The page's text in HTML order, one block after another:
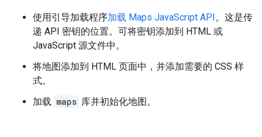
使用引导加载程序加载 Maps JavaScript API。这是传
递 API 密钥的位置。可将密钥添加到 HTML 或
JavaScript 源文件中。
将地图添加到 HTML 页面中，并添加需要的 CSS 样
式。
加载 maps 库并初始化地图。